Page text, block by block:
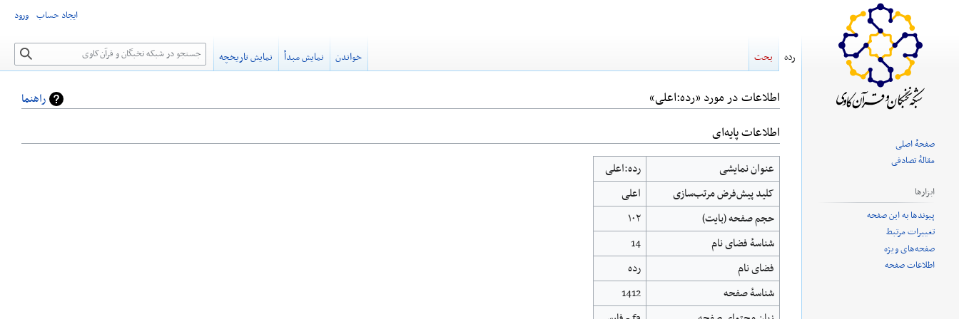
راهنما اطلاعات در مورد «رده:اعلی»
پرش
به
ناوبری
پرش
به
جستجو
اطلاعات پایه‌ای
عنوان نمایشی
رده:اعلی
کلید پیش‌فرض مرتب‌سازی
اعلی
حجم صفحه (بایت)
۱۰۲
شناسهٔ فضای نام
14
فضای نام
رده
شناسهٔ صفحه
1412
ایجاد حساب ورود
رده بحث خواندن نمایش مبدأ نمایش تاریخچه جستجو
صفحهٔ اصلی
مقالهٔ تصادفی
ابزارها
پیوندها به این صفحه
تغییرات مرتبط
صفحه‌های ویژه
اطلاعات صفحه